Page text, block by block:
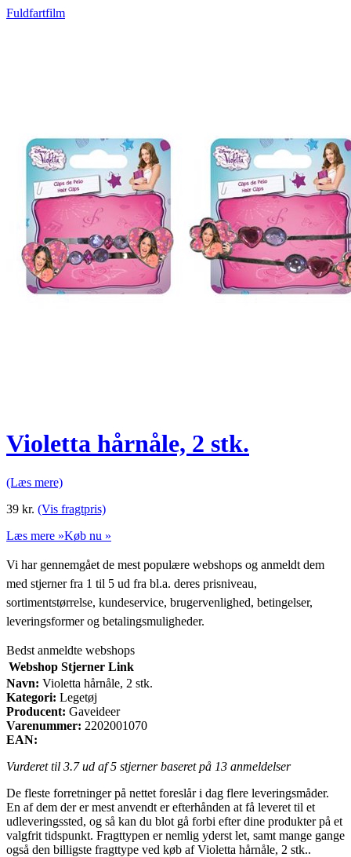
Fuldfartfilm
Violetta hårnåle, 2 stk.
(Læs mere)
39 kr. (Vis fragtpris)
Læs mere »Køb nu »
Vi har gennemgået de mest populære webshops og anmeldt dem
med stjerner fra 1 til 5 ud fra bl.a. deres prisniveau,
sortimentstørrelse, kundeservice, brugervenlighed, betingelser,
leveringsformer og betalingsmuligheder.
Bedst anmeldte webshops
Webshop Stjerner Link
Navn: Violetta hårnåle, 2 stk.
Kategori: Legetøj
Producent: Gaveideer
Varenummer: 2202001070
EAN:
Vurderet til 3.7ud af 5 stjerner baseret på 13 anmeldelser
De fleste forretninger på nettet foreslår i dag flere leveringsmåder.
En af dem der er mest anvendt er efterhånden at få leveret til et
udleveringssted, og så kan du blot gå forbi efter dine produkter på et
valgfrit tidspunkt. Fragttypen er nemlig yderst let, samt mange gange
også den billigste fragttype ved køb af Violetta hårnåle, 2 stk..